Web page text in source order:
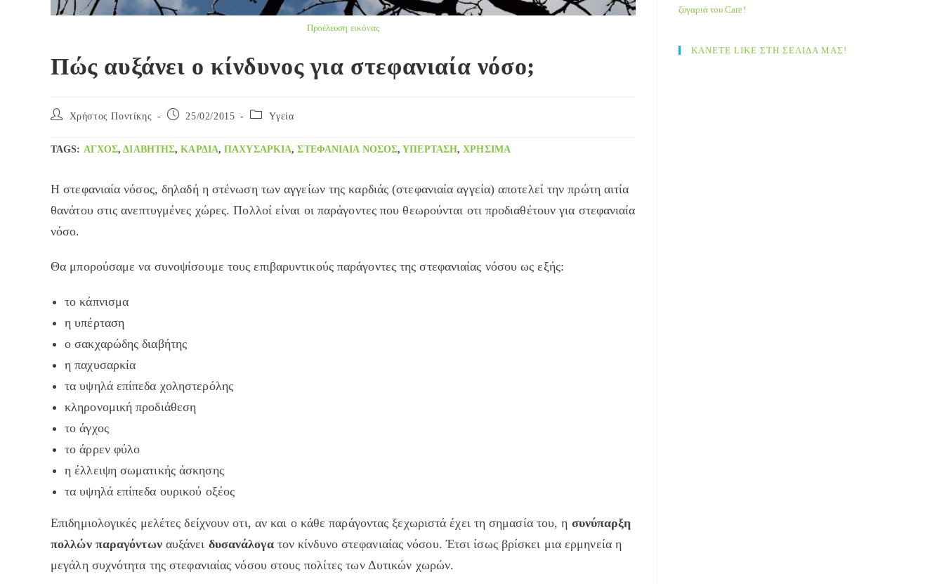
Προέλευση εικόνας
Πώς αυξάνει ο κίνδυνος για στεφανιαία νόσο;
Post
Χρήστος Ποντίκης
Post
25/02/2015
Post
Yγεία
TAGS: ΆΓΧΟΣ, ΔΙΑΒΉΤΗΣ, ΚΑΡΔΙΆ, ΠΑΧΥΣΑΡΚΊΑ, ΣΤΕΦΑΝΙΑΊΑ ΝΌΣΟΣ, ΥΠΈΡΤΑΣΗ, ΧΡΉΣΙΜΑ
Η στεφανιαία νόσος, δηλαδή η στένωση των αγγείων της καρδιάς (στεφανιαία αγγεία) αποτελεί την πρώτη αιτία
θανάτου στις ανεπτυγμένες χώρες. Πολλοί είναι οι παράγοντες που θεωρούνται οτι προδιαθέτουν για στεφανιαία
νόσο.
Θα μπορούσαμε να συνοψίσουμε τους επιβαρυντικούς παράγοντες της στεφανιαίας νόσου ως εξής:
το κάπνισμα
η υπέρταση
ο σακχαρώδης διαβήτης
η παχυσαρκία
τα υψηλά επίπεδα χοληστερόλης
κληρονομική προδιάθεση
το άγχος
το άρρεν φύλο
η έλλειψη σωματικής άσκησης
τα υψηλά επίπεδα ουρικού οξέος
Επιδημιολογικές μελέτες δείχνουν οτι, αν και ο κάθε παράγοντας ξεχωριστά έχει τη σημασία του, η συνύπαρξη
πολλών παραγόντωναυξάνει δυσανάλογατον κίνδυνο στεφανιαίας νόσου. Έτσι ίσως βρίσκει μια ερμηνεία η
μεγάλη συχνότητα της στεφανιαίας νόσου στους πολίτες των Δυτικών χωρών.
ζυγαριά του Care!
ΚΑΝΕΤΕ LIKE ΣΤΗ ΣΕΛΙΔΑ ΜΑΣ!